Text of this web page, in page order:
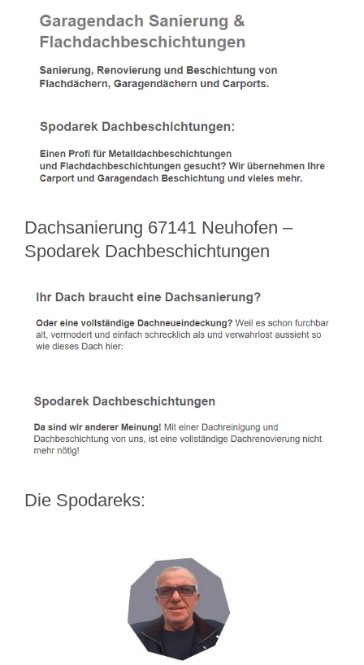
Dachsanierung 67141 Neuhofen –
Spodarek Dachbeschichtungen
Die Spodareks: